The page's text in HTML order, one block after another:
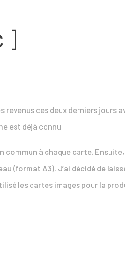
]
revenus ces deux derniers jours
est déjà connu.
à chaque carte.
(format A3). J’ai décidé de
les cartes images pour la